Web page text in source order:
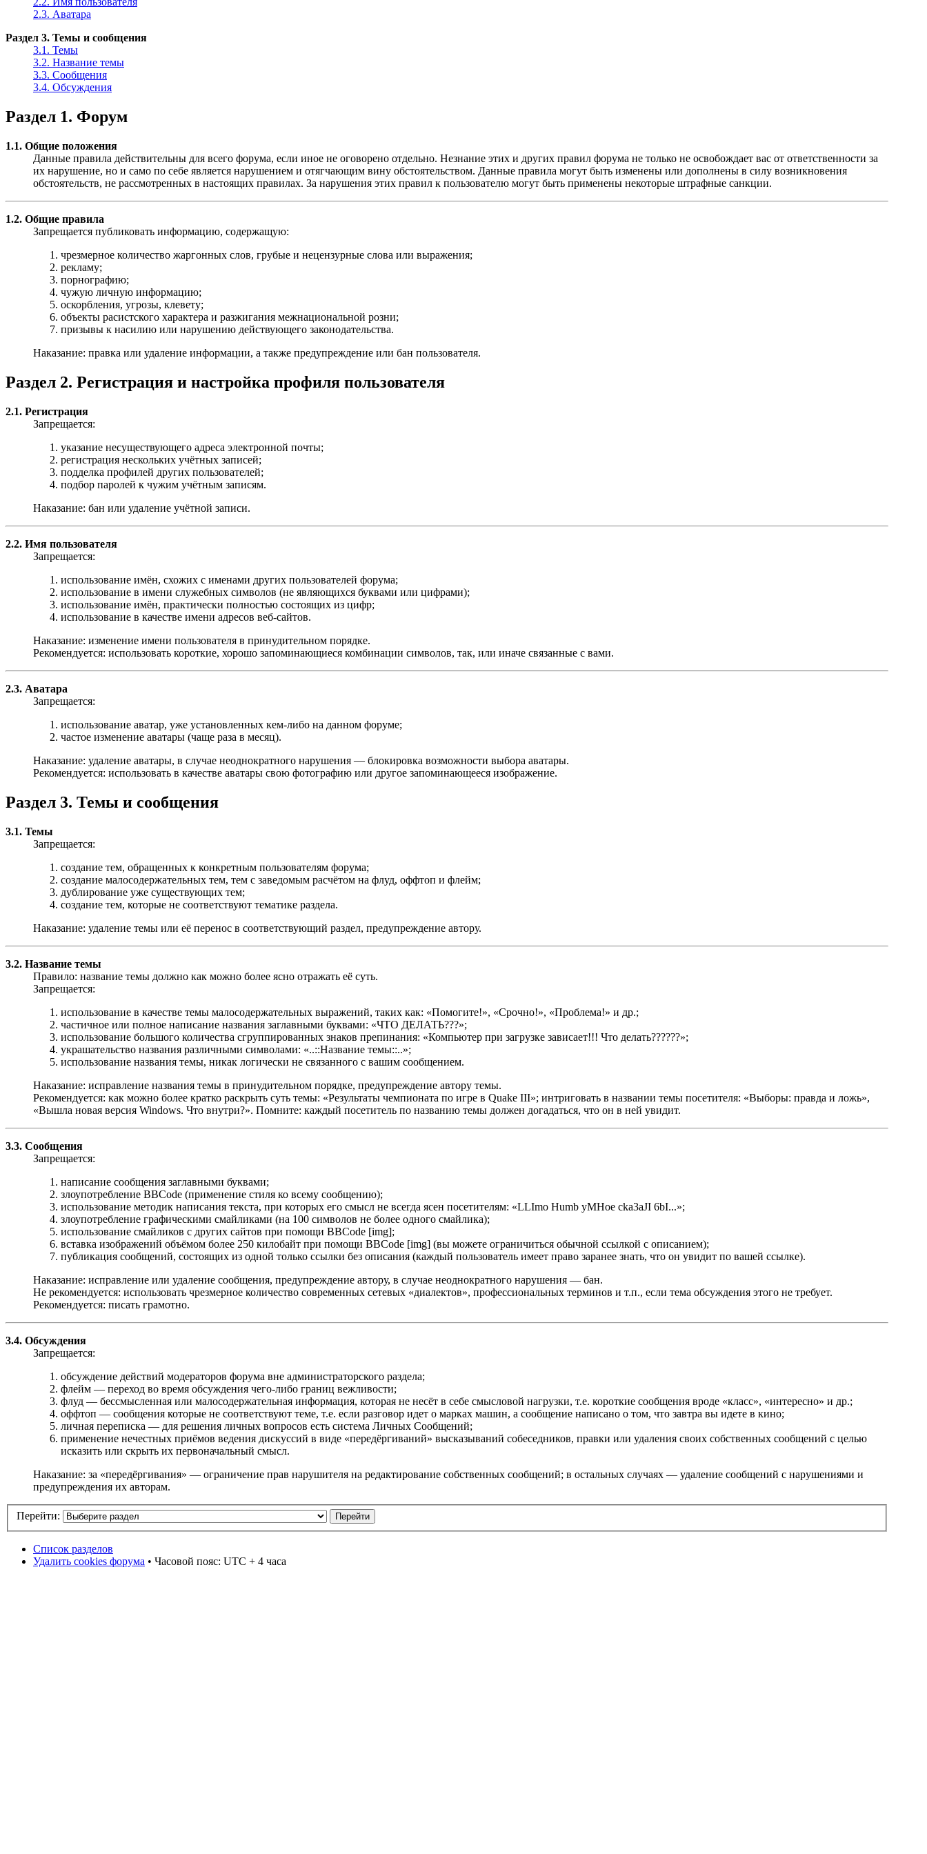
2.3. Аватара
Раздел 3. Темы и сообщения
3.1. Темы
3.2. Название темы
3.3. Сообщения
3.4. Обсуждения
Раздел 1. Форум
1.1. Общие положения
Данные правила действительны для всего форума, если иное не оговорено отдельно. Незнание этих и других правил форума не только не освобождает вас от ответственности за
их нарушение, но и само по себе является нарушением и отягчающим вину обстоятельством. Данные правила могут быть изменены или дополнены в силу возникновения
обстоятельств, не рассмотренных в настоящих правилах. За нарушения этих правил к пользователю могут быть применены некоторые штрафные санкции.
1.2. Общие правила
Запрещается публиковать информацию, содержащую:
чрезмерное количество жаргонных слов, грубые и нецензурные слова или выражения;
рекламу;
порнографию;
чужую личную информацию;
оскорбления, угрозы, клевету;
объекты расистского характера и разжигания межнациональной розни;
призывы к насилию или нарушению действующего законодательства.
Наказание: правка или удаление информации, а также предупреждение или бан пользователя.
Раздел 2. Регистрация и настройка профиля пользователя
2.1. Регистрация
Запрещается:
указание несуществующего адреса электронной почты;
регистрация нескольких учётных записей;
подделка профилей других пользователей;
подбор паролей к чужим учётным записям.
Наказание: бан или удаление учётной записи.
2.2. Имя пользователя
Запрещается:
использование имён, схожих с именами других пользователей форума;
использование в имени служебных символов (не являющихся буквами или цифрами);
использование имён, практически полностью состоящих из цифр;
использование в качестве имени адресов веб-сайтов.
Наказание: изменение имени пользователя в принудительном порядке.
Рекомендуется: использовать короткие, хорошо запоминающиеся комбинации символов, так, или иначе связанные с вами.
2.3. Аватара
Запрещается:
использование аватар, уже установленных кем-либо на данном форуме;
частое изменение аватары (чаще раза в месяц).
Наказание: удаление аватары, в случае неоднократного нарушения — блокировка возможности выбора аватары.
Рекомендуется: использовать в качестве аватары свою фотографию или другое запоминающееся изображение.
Раздел 3. Темы и сообщения
3.1. Темы
Запрещается:
создание тем, обращенных к конкретным пользователям форума;
создание малосодержательных тем, тем с заведомым расчётом на флуд, оффтоп и флейм;
дублирование уже существующих тем;
создание тем, которые не соответствуют тематике раздела.
Наказание: удаление темы или её перенос в соответствующий раздел, предупреждение автору.
3.2. Название темы
Правило: название темы должно как можно более ясно отражать её суть.
Запрещается:
использование в качестве темы малосодержательных выражений, таких как: «Помогите!», «Срочно!», «Проблема!» и др.;
частичное или полное написание названия заглавными буквами: «ЧТО ДЕЛАТЬ???»;
использование большого количества сгруппированных знаков препинания: «Компьютер при загрузке зависает!!! Что делать??????»;
украшательство названия различными символами: «..::Название темы::..»;
использование названия темы, никак логически не связанного с вашим сообщением.
Наказание: исправление названия темы в принудительном порядке, предупреждение автору темы.
Рекомендуется: как можно более кратко раскрыть суть темы: «Результаты чемпионата по игре в Quake III»; интриговать в названии темы посетителя: «Выборы: правда и ложь»,
«Вышла новая версия Windows. Что внутри?». Помните: каждый посетитель по названию темы должен догадаться, что он в ней увидит.
3.3. Сообщения
Запрещается:
написание сообщения заглавными буквами;
злоупотребление BBCode (применение стиля ко всему сообщению);
использование методик написания текста, при которых его смысл не всегда ясен посетителям: «LLImo Humb yMHoe cka3aJI 6bI...»;
злоупотребление графическими смайликами (на 100 символов не более одного смайлика);
использование смайликов с других сайтов при помощи BBCode [img];
вставка изображений объёмом более 250 килобайт при помощи BBCode [img] (вы можете ограничиться обычной ссылкой с описанием);
публикация сообщений, состоящих из одной только ссылки без описания (каждый пользователь имеет право заранее знать, что он увидит по вашей ссылке).
Наказание: исправление или удаление сообщения, предупреждение автору, в случае неоднократного нарушения — бан.
Не рекомендуется: использовать чрезмерное количество современных сетевых «диалектов», профессиональных терминов и т.п., если тема обсуждения этого не требует.
Рекомендуется: писать грамотно.
3.4. Обсуждения
Запрещается:
обсуждение действий модераторов форума вне администраторского раздела;
флейм — переход во время обсуждения чего-либо границ вежливости;
флуд — бессмысленная или малосодержательная информация, которая не несёт в себе смысловой нагрузки, т.е. короткие сообщения вроде «класс», «интересно» и др.;
оффтоп — сообщения которые не соответствуют теме, т.е. если разговор идет о марках машин, а сообщение написано о том, что завтра вы идете в кино;
личная переписка — для решения личных вопросов есть система Личных Сообщений;
применение нечестных приёмов ведения дискуссий в виде «передёргиваний» высказываний собеседников, правки или удаления своих собственных сообщений с целью
исказить или скрыть их первоначальный смысл.
Наказание: за «передёргивания» — ограничение прав нарушителя на редактирование собственных сообщений; в остальных случаях — удаление сообщений с нарушениями и
предупреждения их авторам.
Перейти:
Список разделов
Удалить cookies форума • Часовой пояс: UTC + 4 часа